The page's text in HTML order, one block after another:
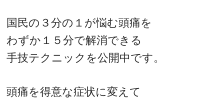
国民の３分の１が悩む頭痛を
わずか１５分で解消できる
手技テクニックを公開中です。
頭痛を得意な症状に変えて